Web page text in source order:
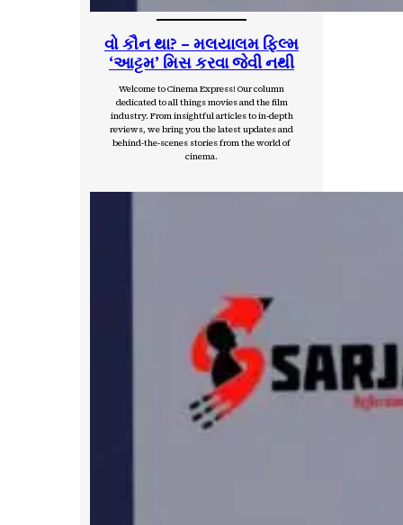
વો કૌન થા? – મલયાલમ ફિલ્મ
‘આટ્ટમ’ મિસ કરવા જેવી નથી
Welcome to Cinema Express! Our column
dedicated to all things movies and the film
industry. From insightful articles to in-depth
reviews, we bring you the latest updates and
behind-the-scenes stories from the world of
cinema.